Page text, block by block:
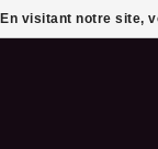
En visitant notre site,